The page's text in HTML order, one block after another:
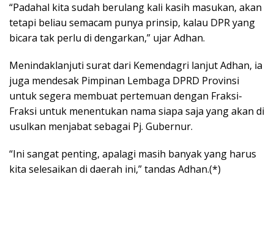
“Padahal kita sudah berulang kali kasih masukan, akan
tetapi beliau semacam punya prinsip, kalau DPR yang
bicara tak perlu di dengarkan,” ujar Adhan.
Menindaklanjuti surat dari Kemendagri lanjut Adhan, ia
juga mendesak Pimpinan Lembaga DPRD Provinsi
untuk segera membuat pertemuan dengan Fraksi-
Fraksi untuk menentukan nama siapa saja yang akan di
usulkan menjabat sebagai Pj. Gubernur.
“Ini sangat penting, apalagi masih banyak yang harus
kita selesaikan di daerah ini,” tandas Adhan.(*)